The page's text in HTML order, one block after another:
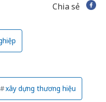
Chia sẻ
xây dựng thương hiệu